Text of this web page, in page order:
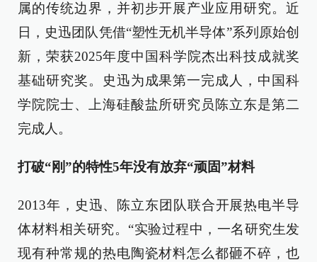
属的传统边界，并初步开展产业应用研究。近
日，史迅团队凭借“塑性无机半导体”系列原始创
新，荣获2025年度中国科学院杰出科技成就奖
基础研究奖。史迅为成果第一完成人，中国科
学院院士、上海硅酸盐所研究员陈立东是第二
完成人。
打破“刚”的特性5年没有放弃“顽固”材料
2013年，史迅、陈立东团队联合开展热电半导
体材料相关研究。“实验过程中，一名研究生发
现有种常规的热电陶瓷材料怎么都砸不碎，也